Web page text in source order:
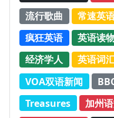
流行歌曲
常速英
疯狂英语
英语读
经济学人
英语词
VOA双语新闻
Treasures
加州